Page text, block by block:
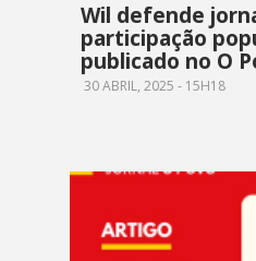
Wil defende
participação
publicado no O
30 ABRIL, 2025 - 15H18